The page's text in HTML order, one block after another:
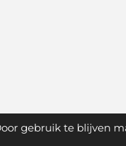
gebruik te blijven